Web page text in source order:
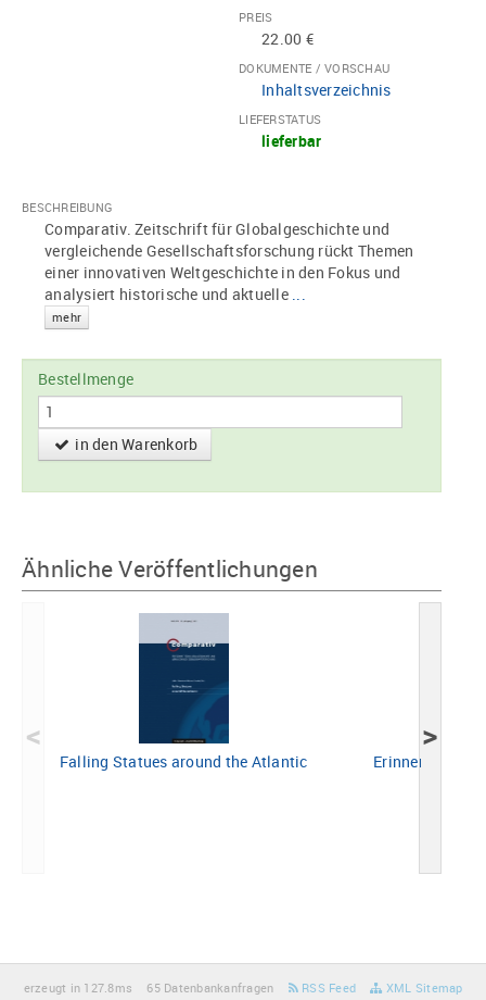
PREIS
22.00 €
DOKUMENTE / VORSCHAU
Inhaltsverzeichnis
LIEFERSTATUS
lieferbar
BESCHREIBUNG
Comparativ. Zeitschrift für Globalgeschichte und
vergleichende Gesellschaftsforschung rückt Themen
einer innovativen Weltgeschichte in den Fokus und
analysiert historische und aktuelle ...
mehr
Bestellmenge
in den Warenkorb
Ähnliche Veröffentlichungen
Falling Statues around the Atlantic Erinnerungen
< >
erzeugt in 127.8ms 65 Datenbankanfragen RSS Feed XML Sitemap